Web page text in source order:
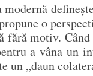
o
fără motiv.
a vâna un
un „daun